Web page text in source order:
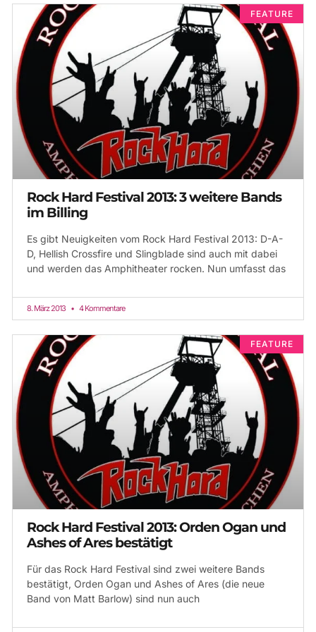
FEATURE
Rock Hard Festival 2013: 3 weitere Bands
im Billing
Es gibt Neuigkeiten vom Rock Hard Festival 2013: D-A-
D, Hellish Crossfire und Slingblade sind auch mit dabei
und werden das Amphitheater rocken. Nun umfasst das
8. März 2013 4 Kommentare
FEATURE
Rock Hard Festival 2013: Orden Ogan und
Ashes of Ares bestätigt
Für das Rock Hard Festival sind zwei weitere Bands
bestätigt, Orden Ogan und Ashes of Ares (die neue
Band von Matt Barlow) sind nun auch